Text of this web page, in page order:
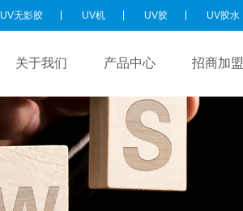
UV无影胶 UV机 UV胶 UV胶水
关于我们 产品中心 招商加盟